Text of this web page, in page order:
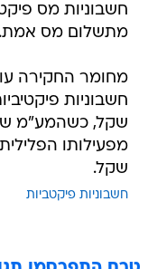
חשבוניות מס
מתשלום מס אמת.
מחומר החקירה
שקל, כשהמע"מ
שקל.
חשבוניות פיקטביות